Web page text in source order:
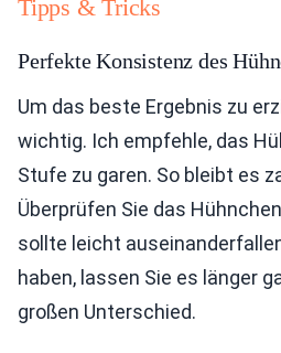
Tipps & Tricks
Perfekte Konsistenz des
Um das beste Ergebnis zu
wichtig. Ich empfehle, das
Stufe zu garen. So bleibt es
Überprüfen Sie das
sollte leicht
haben, lassen Sie es länger
großen Unterschied.